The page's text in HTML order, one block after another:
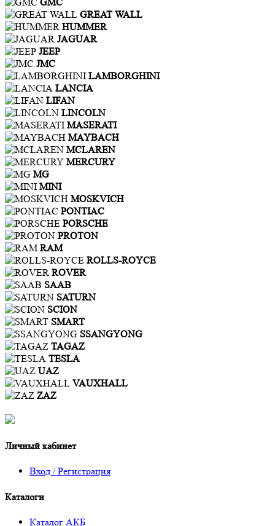
GREAT WALL
HUMMER
JAGUAR
JEEP
JMC
LAMBORGHINI
LANCIA
LIFAN
LINCOLN
MASERATI
MAYBACH
MCLAREN
MERCURY
MG
MINI
MOSKVICH
PONTIAC
PORSCHE
PROTON
RAM
ROLLS-ROYCE
ROVER
SAAB
SATURN
SCION
SMART
SSANGYONG
TAGAZ
TESLA
UAZ
VAUXHALL
ZAZ
Личный кабинет
Вход / Регистрация
Каталоги
Каталог АКБ